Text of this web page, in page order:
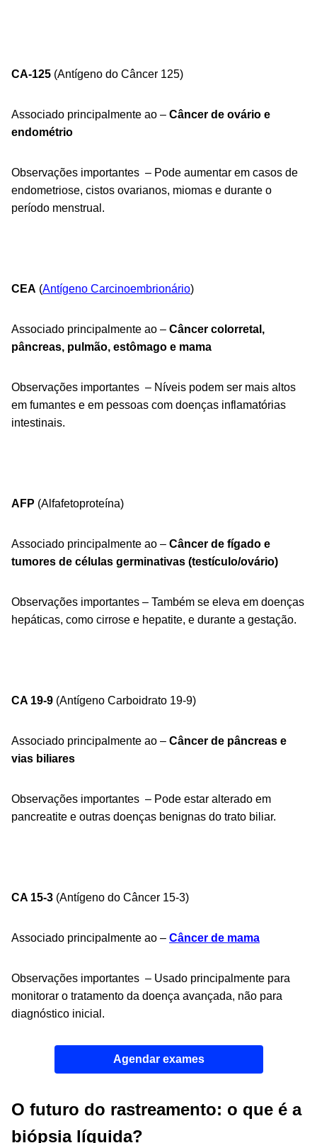
CA-125 (Antígeno do Câncer 125)
Associado principalmente ao – Câncer de ovário e
endométrio
Observações importantes – Pode aumentar em casos de
endometriose, cistos ovarianos, miomas e durante o
período menstrual.
CEA (Antígeno Carcinoembrionário)
Associado principalmente ao – Câncer colorretal,
pâncreas, pulmão, estômago e mama
Observações importantes – Níveis podem ser mais altos
em fumantes e em pessoas com doenças inflamatórias
intestinais.
AFP (Alfafetoproteína)
Associado principalmente ao – Câncer de fígado e
tumores de células germinativas (testículo/ovário)
Observações importantes – Também se eleva em doenças
hepáticas, como cirrose e hepatite, e durante a gestação.
CA 19-9 (Antígeno Carboidrato 19-9)
Associado principalmente ao – Câncer de pâncreas e
vias biliares
Observações importantes – Pode estar alterado em
pancreatite e outras doenças benignas do trato biliar.
CA 15-3 (Antígeno do Câncer 15-3)
Associado principalmente ao – Câncer de mama
Observações importantes – Usado principalmente para
monitorar o tratamento da doença avançada, não para
diagnóstico inicial.
Agendar exames
O futuro do rastreamento: o que é a
biópsia líquida?